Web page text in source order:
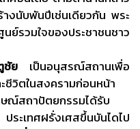
งนับพันปีเช่นเดียวกัน พระ
ย์รวมใจของประชาชนชาว
ชัย เป็นอนุสรณ์สถานเพื่อ
ชีวิตในสงครามก่อนหน้า
ณ์สถาปัตยกรรมได้รับ
ะเทศฝรั่งเศสขึ้นบันไดไป